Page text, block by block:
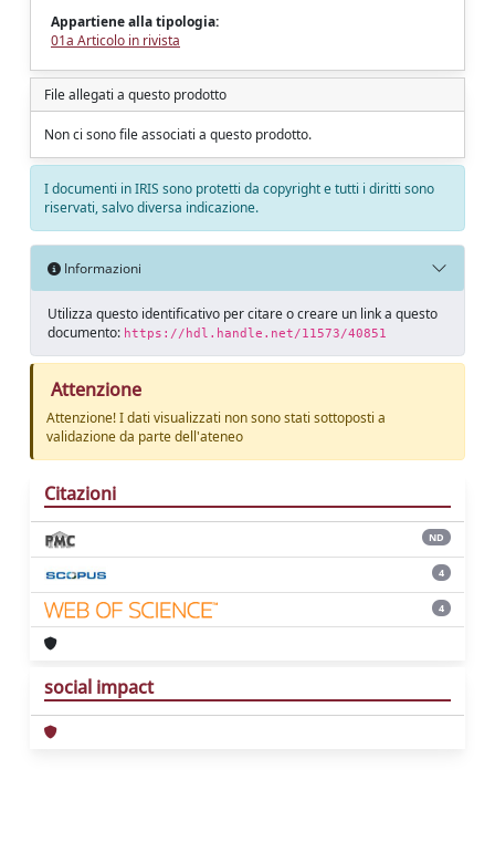
Appartiene alla tipologia:
01a Articolo in rivista
File allegati a questo prodotto
Non ci sono file associati a questo prodotto.
I documenti in IRIS sono protetti da copyright e tutti i diritti sono
riservati, salvo diversa indicazione.
Informazioni
Utilizza questo identificativo per citare o creare un link a questo
documento: https://hdl.handle.net/11573/40851
Attenzione
Attenzione! I dati visualizzati non sono stati sottoposti a
validazione da parte dell'ateneo
Citazioni
ND
4
4
social impact